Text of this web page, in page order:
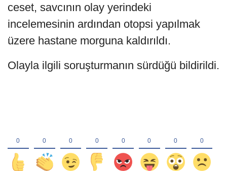
ceset, savcının olay yerindeki
incelemesinin ardından otopsi yapılmak
üzere hastane morguna kaldırıldı.
Olayla ilgili soruşturmanın sürdüğü bildirildi.